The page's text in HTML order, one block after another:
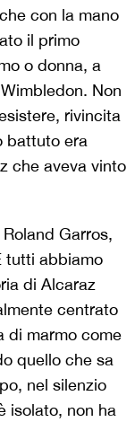
con la mano
il primo
o donna, a
Non
rivincita
battuto era
che aveva vinto
Garros,
tutti abbiamo
di Alcaraz
centrato
di marmo come
quello che sa
nel silenzio
isolato, non ha